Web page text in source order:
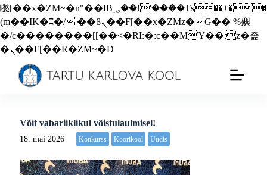
矁[��x�ZM~�n"��IB؃��!'����Тѕ��+��
(m��IK�ʭ�/|��ϐܢ��F[��x�ZMz�G�� %嬩
�/c��������[[��<�RI:�:c��MΎ��:z�졾
�ܢ��F[��R�ZM~�D
Võit vabariiklikul võistulaulmisel!
18. mai 2026 Konkurss Koorikool Uudis